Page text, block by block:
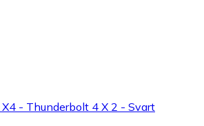
- Thunderbolt 4 X 2 - Svart